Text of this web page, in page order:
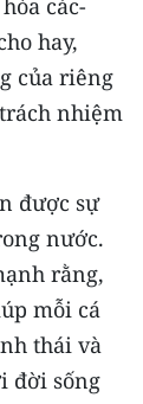
các-
hay,
của riêng
nhiệm
được sự
nước.
rằng,
mỗi cá
thái và
đời sống